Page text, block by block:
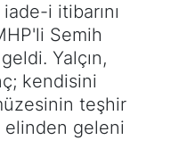
i itibarını
Semih
Yalçın,
kendisini
teşhir
elinden geleni